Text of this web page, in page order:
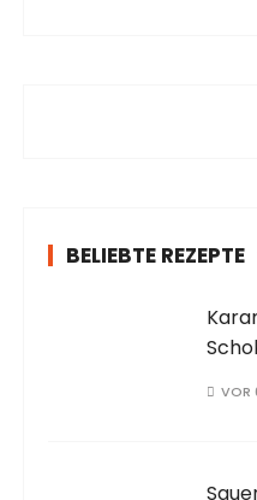
BELIEBTE REZEPTE
VOR